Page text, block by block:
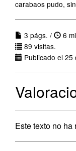
carabaos pudo,
3 págs. /
6
89 visitas.
Publicado el
Este texto no